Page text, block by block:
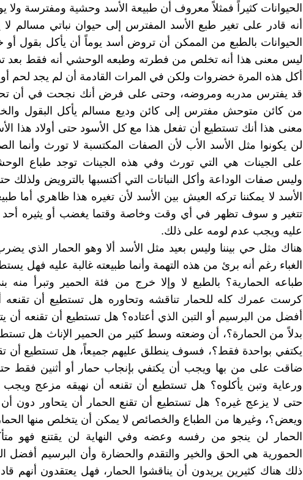
الحيوانات كثيراً فمثلاً معروف أن طبيعة الأسد وحشية ومفترسة
أنه قادر على تغير طبع الأسد المفترس إلى حيوان نباتي مسالم
الحيوانات بالطبع من الممكن أن تروض أسد يوماً أن يأكل بقول
ليس معنى هذا أنه تخلص من فطرته وطبعه الوحشي أنه فقط بعد
أكل هذه المرة خضروات ولكن في المرات القادمة أن لم يجد لحم
قد يفترس مدربه ومروضه، وحتى على فرض أنك نجحت في أن
من كائن متوحش مفترس إلى كائن وديع مسالم يأكل البقول
معنى هذا أنك تستطيع أن تفعل هذا مع كل الأسود حتى أولاد هذا
لن يكونوا مثل الأسد الأب لأن الصفات المكتسبة لا تورث وأنما
على الجينات هي التي تورث وفي هذه الجينات توجد طباع
وليس صفات الوداعة وأكل النباتات التي أكتسبها بالترويض ولذلك
الأسد لا يمكننا تركه العيش بين الأسد لأن تغيره هذا ظاهري أما
تتغير و سوف تظهر في أي وقت وخاصة وقتما يغضب أو يثيره أحد
عليه ويجب عدم لومه على ذلك.
هناك مثل حي بيننا وليس بعيد مثل الأسد ألا وهو الحمار الذي
الغباء رغم أنه برئ من هذه التهمة وأنما طبيعته غالبة عليه فهل
طباعه الحمارية؟ بالطبع لا وإلا خرج من فئة الحمير وتبرأ منه
كرست عمرك كله للحمار تناقشه وتحاوره هل تستطيع أن تقنعه
أفضل من البرسيم أو التبن الذي أعتاده؟ هل تستطيع أن تقنعه أن
بدلاً من الحمارة؟، أن وضعته وسط كثير من الحمير الإناث هل
يكتفي بواحدة فقط؟، فسوف ينطلق عليهم جميعاً، هل تستطيع أن
ضاقت على من بها ويجب أن يكتفي بإنجاب حمار أو أثنين فقط
ورعاية وتبن يأكلوه؟ هل تستطيع أن تقنعه أن نهيقه مزعج ويجب
حتى لا يزعج غيره؟ هل تستطيع أن تقنع الحمار أن يتحاور دون
ويعض؟، وغيرها من الطباع والخصائص لا يمكن أن يتخلص منها
الحمار لن ينجو من رفسه وعضه وفي النهاية لن يقتنع فهو
الحمورية هي الحق والخير والتقدم والحضارة وأن البرسيم أفضل
ذلك هناك كثيرين يريدون أن يناقشوا الحمار، فهل يعتقدون أنهم